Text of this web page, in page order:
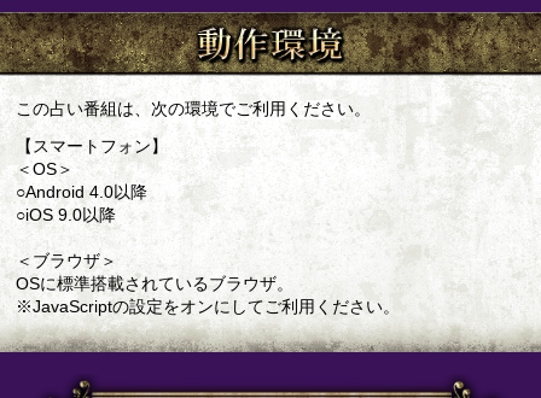
この占い番組は、次の環境でご利用ください。
【スマートフォン】
＜OS＞
○Android 4.0以降
○iOS 9.0以降
＜ブラウザ＞
OSに標準搭載されているブラウザ。
※JavaScriptの設定をオンにしてご利用ください。